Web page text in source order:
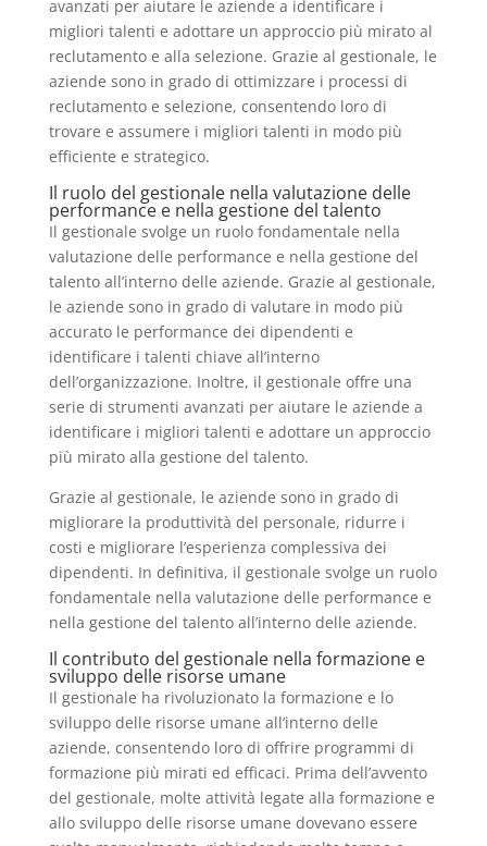
avanzati per aiutare le aziende a identificare i
migliori talenti e adottare un approccio più mirato al
reclutamento e alla selezione. Grazie al gestionale, le
aziende sono in grado di ottimizzare i processi di
reclutamento e selezione, consentendo loro di
trovare e assumere i migliori talenti in modo più
efficiente e strategico.
Il ruolo del gestionale nella valutazione delle
performance e nella gestione del talento
Il gestionale svolge un ruolo fondamentale nella
valutazione delle performance e nella gestione del
talento all’interno delle aziende. Grazie al gestionale,
le aziende sono in grado di valutare in modo più
accurato le performance dei dipendenti e
identificare i talenti chiave all’interno
dell’organizzazione. Inoltre, il gestionale offre una
serie di strumenti avanzati per aiutare le aziende a
identificare i migliori talenti e adottare un approccio
più mirato alla gestione del talento.
Grazie al gestionale, le aziende sono in grado di
migliorare la produttività del personale, ridurre i
costi e migliorare l’esperienza complessiva dei
dipendenti. In definitiva, il gestionale svolge un ruolo
fondamentale nella valutazione delle performance e
nella gestione del talento all’interno delle aziende.
Il contributo del gestionale nella formazione e
sviluppo delle risorse umane
Il gestionale ha rivoluzionato la formazione e lo
sviluppo delle risorse umane all’interno delle
aziende, consentendo loro di offrire programmi di
formazione più mirati ed efficaci. Prima dell’avvento
del gestionale, molte attività legate alla formazione e
allo sviluppo delle risorse umane dovevano essere